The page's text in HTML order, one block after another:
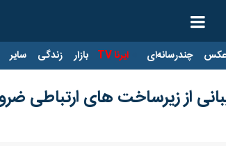
عکس چندرسانه‌ای ایرنا TV بازار زندگی سایر
از زیرساخت های ارتباطی